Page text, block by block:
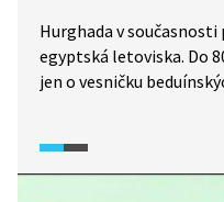
Hurghada v
egyptská letoviska. Do
jen o vesničku
stěhovali lidé z Káhiry,
Londýna. Jedinými